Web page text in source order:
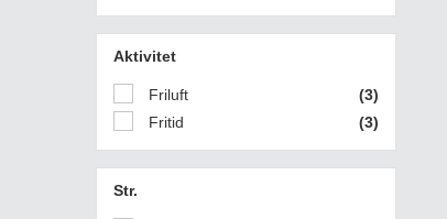
Aktivitet
Friluft
(3)
Fritid
(3)
Str.